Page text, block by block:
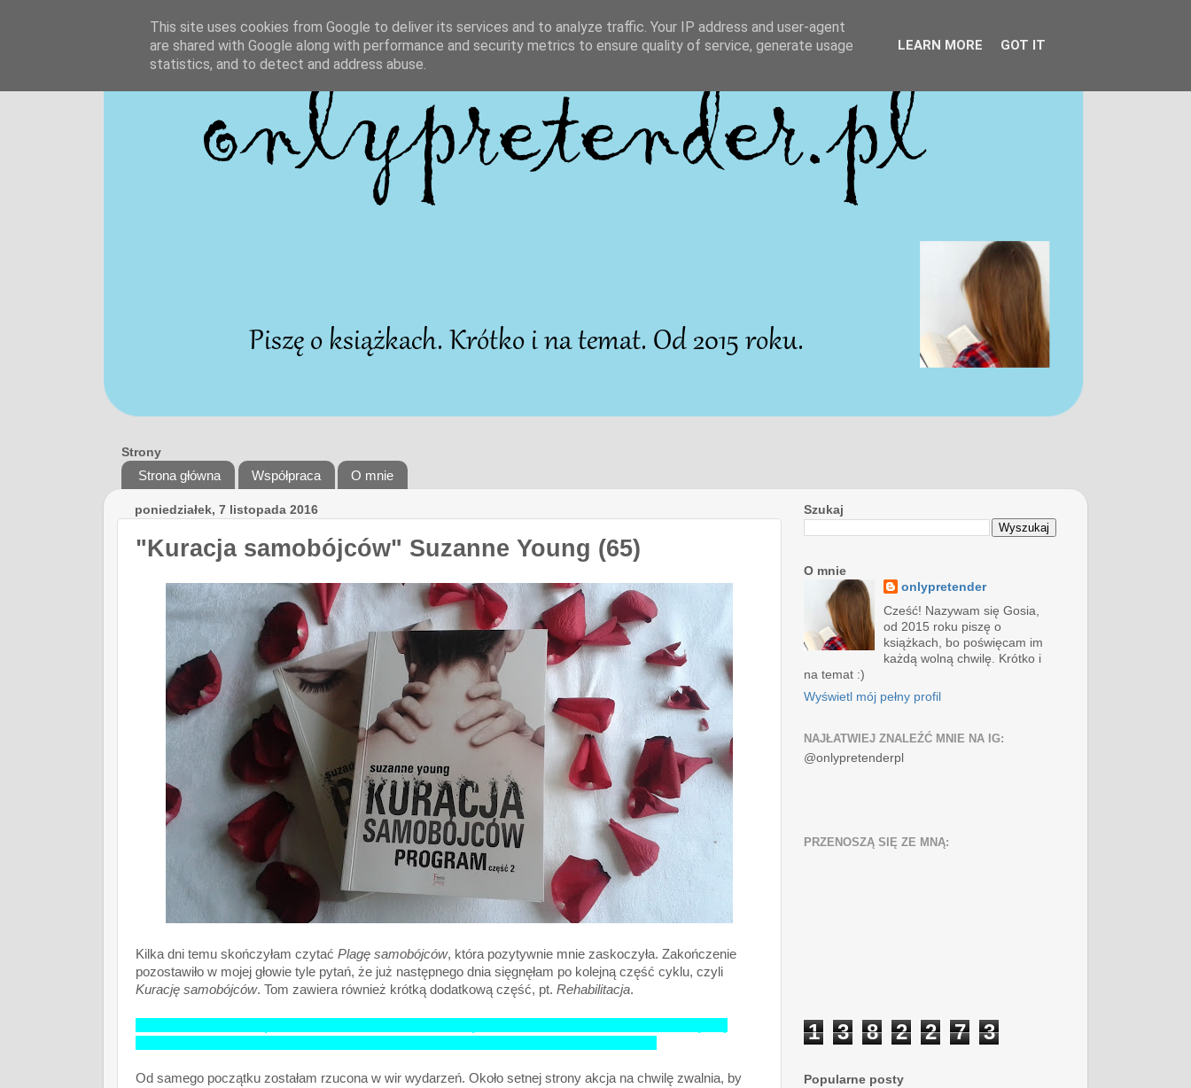
Strony
Strona główna Współpraca O mnie
poniedziałek, 7 listopada 2016
"Kuracja samobójców" Suzanne Young (65)
Kilka dni temu skończyłam czytać Plagę samobójców, która pozytywnie mnie zaskoczyła. Zakończenie
pozostawiło w mojej głowie tyle pytań, że już następnego dnia sięgnęłam po kolejną część cyklu, czyli
Kurację samobójców. Tom zawiera również krótką dodatkową część, pt. Rehabilitacja.
Od samego początku zostałam rzucona w wir wydarzeń. Około setnej strony akcja na chwilę zwalnia, by
Szukaj
O mnie
onlypretender
Cześć! Nazywam się Gosia,
od 2015 roku piszę o
książkach, bo poświęcam im
każdą wolną chwilę. Krótko i
na temat :)
Wyświetl mój pełny profil
NAJŁATWIEJ ZNALEŹĆ MNIE NA IG:
@onlypretenderpl
PRZENOSZĄ SIĘ ZE MNĄ:
1 3 8 2 2 7 3
Popularne posty
This site uses cookies from Google to deliver its services and to analyze traffic. Your IP address and user-agent
are shared with Google along with performance and security metrics to ensure quality of service, generate usage
statistics, and to detect and address abuse.
LEARN MORE GOT IT